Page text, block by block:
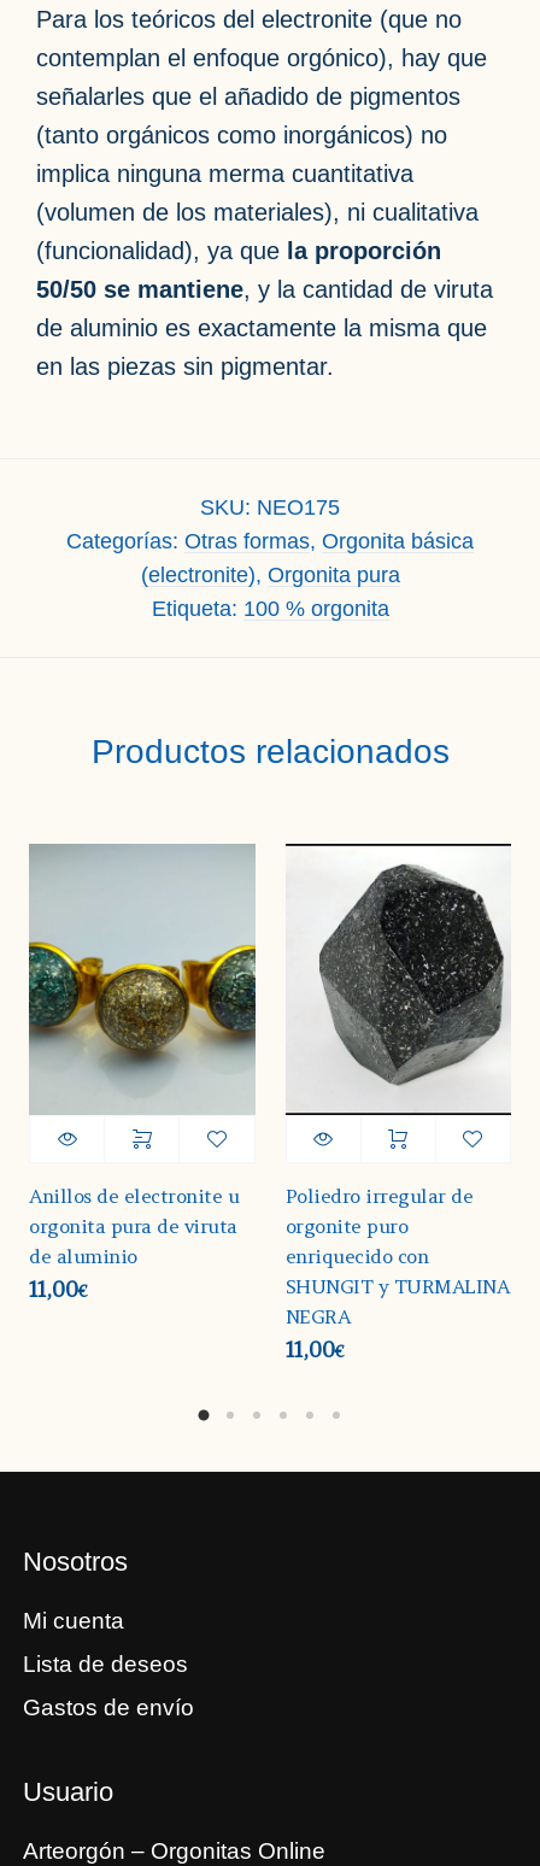
Para los teóricos del electronite (que no
contemplan el enfoque orgónico), hay que
señalarles que el añadido de pigmentos
(tanto orgánicos como inorgánicos) no
implica ninguna merma cuantitativa
(volumen de los materiales), ni cualitativa
(funcionalidad), ya que la proporción
50/50 se mantiene, y la cantidad de viruta
de aluminio es exactamente la misma que
en las piezas sin pigmentar.
SKU: NEO175
Categorías: Otras formas, Orgonita básica
(electronite), Orgonita pura
Etiqueta: 100 % orgonita
Productos relacionados
Anillos de electronite u
orgonita pura de viruta
de aluminio
11,00€
Poliedro irregular de
orgonite puro
enriquecido con
SHUNGIT y TURMALINA
NEGRA
11,00€
Nosotros
Mi cuenta
Lista de deseos
Gastos de envío
Usuario
Arteorgón – Orgonitas Online